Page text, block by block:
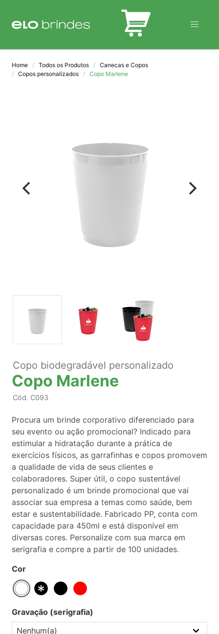
BLOG
Home Todos os Produtos
Canecas e Copos
Copos personalizados
Copo Marlene
Copo biodegradável personalizado
Copo Marlene
Cód. C093
Procura um brinde corporativo diferenciado para
seu evento ou ação promocional? Indicado para
estimular a hidratação durante a prática de
exercícios físicos, as garrafinhas e copos promovem
a qualidade de vida de seus clientes e
colaboradores. Super útil, o copo sustentável
personalizado é um brinde promocional que vai
associar sua empresa a temas como saúde, bem
estar e sustentabilidade. Fabricado PP, conta com
capacidade para 450ml e está disponível em
diversas cores. Personalize com sua marca em
serigrafia e compre a partir de 100 unidades.
Cor
Gravação (serigrafia)